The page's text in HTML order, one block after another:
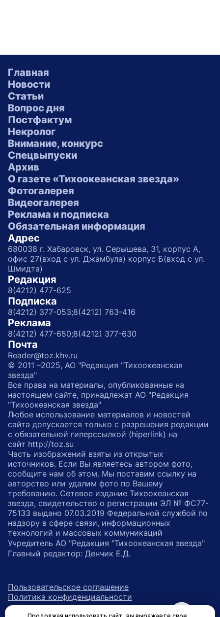
Главная
Новости
Статьи
Вопрос дня
Постфактум
Некролог
Внимание, конкурс
Спецвыпуски
Архив
О газете «Тихоокеанская звезда»
Фотогалерея
Видеогалерея
Реклама и подписка
Обязательная информация
Адрес
680038 г. Хабаровск, ул. Серышева, 31, корпус А,
офис 27(вход с ул. Джамбула) корпус Б(вход с ул.
Шмидта)
Редакция
8(4212) 477-625
Подписка
8(4212) 377-053;8(4212) 763-416
Реклама
8(4212) 477-650;8(4212) 377-630
Почта
Reader@toz.khv.ru
© 2011 –2025, АО "Редакция "Тихоокеанская
звезда"
Все права на материалы, опубликованные на
настоящем сайте, принадлежат АО "Редакция
"Тихоокеанская звезда"
Любое использование материалов и новостей
сайта допускается только с разрешения редакции
с обязательной гиперссылкой (hiperlink) на
сайт http://toz.su
Часть изображений взяты из открытых
источников. Если Вы являетесь автором фото,
сообщите нам об этом. Мы поставим ссылку на
авторство или удалим фото по Вашему
требованию. Сетевое издание Тихоокеанская
звезда, свидетельство о регистрации ЭЛ № ФС77-
75133 выдано 07.03.2019 Федеральной службой по
надзору в сфере связи, информационных
технологий и массовых коммуникаций
Учредитель АО "Редакция "Тихоокеанская звезда"
Главный редактор: Денчик Е.Д.
Пользовательское соглашение
Политика конфиденциальности